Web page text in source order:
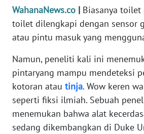
WahanaNews.co | Biasanya
toilet dilengkapi dengan sensor
atau pintu masuk yang
Namun, peneliti kali ini
pintaryang mampu mendeteksi
kotoran atau tinja. Wow keren
seperti fiksi ilmiah. Sebuah
menemukan bahwa alat
sedang dikembangkan di Duke
OPINI
EDITORIAL
Informasi
INDEKS
BERITA